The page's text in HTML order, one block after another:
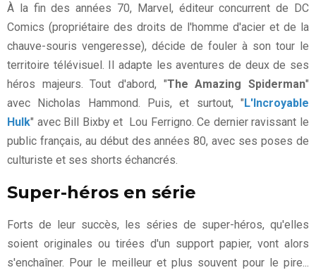
À la fin des années 70, Marvel, éditeur concurrent de DC
Comics (propriétaire des droits de l'homme d'acier et de la
chauve-souris vengeresse), décide de fouler à son tour le
territoire télévisuel. Il adapte les aventures de deux de ses
héros majeurs. Tout d'abord, "The Amazing Spiderman"
avec Nicholas Hammond. Puis, et surtout, "L'Incroyable
Hulk" avec Bill Bixby et Lou Ferrigno. Ce dernier ravissant le
public français, au début des années 80, avec ses poses de
culturiste et ses shorts échancrés.
Super-héros en série
Forts de leur succès, les séries de super-héros, qu'elles
soient originales ou tirées d'un support papier, vont alors
s'enchaîner. Pour le meilleur et plus souvent pour le pire...